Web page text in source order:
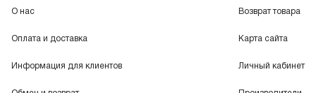
О нас
Оплата и доставка
Информация для клиентов
Возврат товара
Карта сайта
Личный кабинет